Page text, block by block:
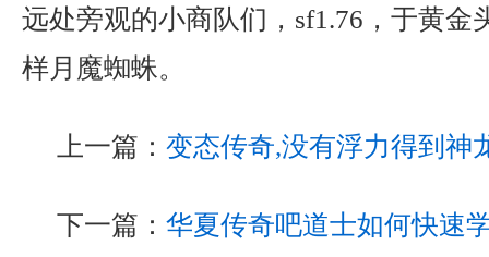
远处旁观的小商队们，sf1.76，于黄金
样月魔蜘蛛。
上一篇： 变态传奇,没有浮力得到神
下一篇： 华夏传奇吧道士如何快速